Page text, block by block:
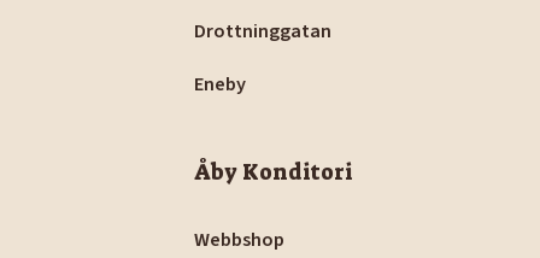
Drottninggatan
Eneby
Åby Konditori
Webbshop